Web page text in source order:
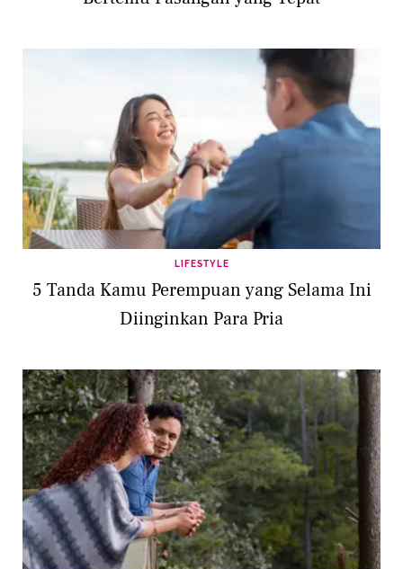
LIFESTYLE
5 Tanda Kamu Perempuan yang Selama Ini
Diinginkan Para Pria